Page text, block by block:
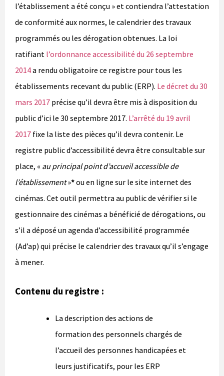
l’établissement a été conçu »et contiendra l’attestation
de conformité aux normes, le calendrier des travaux
programmés ou les dérogation obtenues. La loi
ratifiant l’ordonnance accessibilité du 26 septembre
2014a rendu obligatoire ce registre pour tous les
établissements recevant du public (ERP). Le décret du 30
mars 2017 précise qu’il devra être mis à disposition du
public d’ici le 30 septembre 2017. L’arrêté du 19 avril
2017 fixe la liste des pièces qu’il devra contenir. Le
registre public d’accessibilité devra être consultable sur
place, « au principal point d’accueil accessible de
l’établissement»*ou en ligne sur le site internet des
cinémas. Cet outil permettra au public de vérifier si le
gestionnaire des cinémas a bénéficié de dérogations, ou
s’il a déposé un agenda d’accessibilité programmée
(Ad’ap) qui précise le calendrier des travaux qu’il s’engage
à mener.
Contenu du registre :
La description des actions de
formation des personnels chargés de
l’accueil des personnes handicapées et
leurs justificatifs, pour les ERP